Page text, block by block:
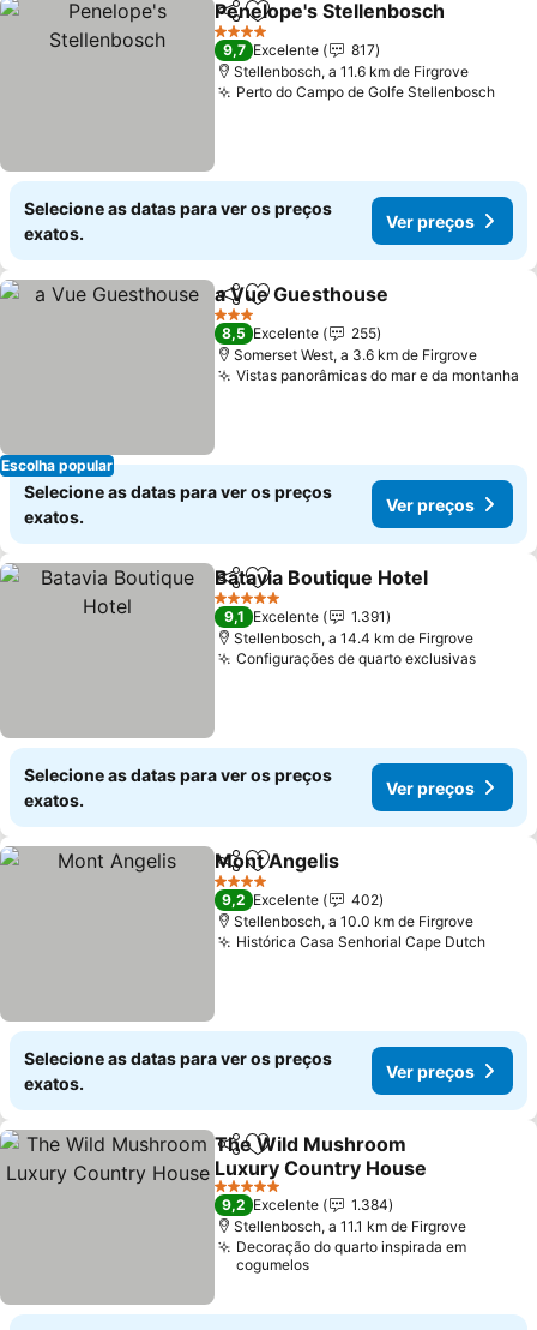
PartilharAdicionar aos favoritos
Penelope's Stellenbosch
4 Estrelas
9,7 Excelente
817
Stellenbosch, a 11.6 km de Firgrove
Perto do Campo de Golfe Stellenbosch
Selecione as datas para ver os preços
exatos.
Ver preços
Escolha popular
PartilharAdicionar aos favoritos
a Vue Guesthouse
3 Estrelas
8,5 Excelente
255
Somerset West, a 3.6 km de Firgrove
Vistas panorâmicas do mar e da montanha
Selecione as datas para ver os preços
exatos.
Ver preços
PartilharAdicionar aos favoritos
Batavia Boutique Hotel
5 Estrelas
9,1 Excelente
1.391
Stellenbosch, a 14.4 km de Firgrove
Configurações de quarto exclusivas
Selecione as datas para ver os preços
exatos.
Ver preços
PartilharAdicionar aos favoritos
Mont Angelis
4 Estrelas
9,2 Excelente
402
Stellenbosch, a 10.0 km de Firgrove
Histórica Casa Senhorial Cape Dutch
Selecione as datas para ver os preços
exatos.
Ver preços
PartilharAdicionar aos favoritos
The Wild Mushroom
Luxury Country House
5 Estrelas
9,2 Excelente
1.384
Stellenbosch, a 11.1 km de Firgrove
Decoração do quarto inspirada em
cogumelos